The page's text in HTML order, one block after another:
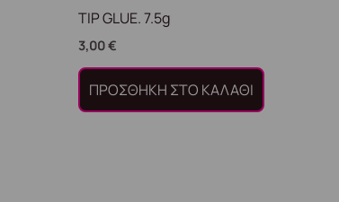
TIP GLUE. 7.5g
3,00€
ΠΡΟΣΘΉΚΗ ΣΤΟ ΚΑΛΆΘΙ